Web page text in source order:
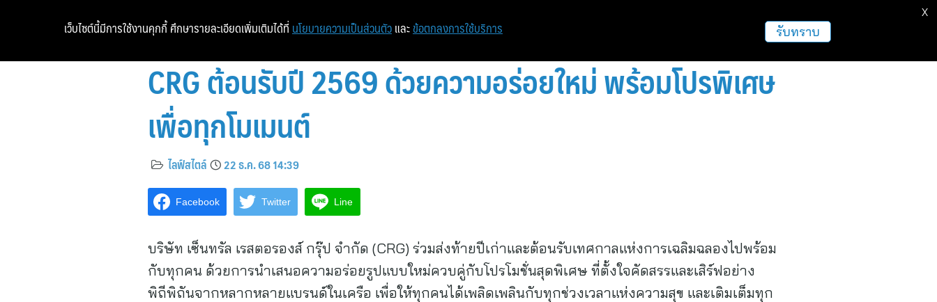
หน้าแรก ท่องเที่ยว ฝากข่าวประชาสัมพันธ์
CRG ต้อนรับปี 2569 ด้วยความอร่อยใหม่ พร้อมโปรพิเศษ
เพื่อทุกโมเมนต์
ไลฟ์สไตล์ 22 ธ.ค. 68 14:39
Facebook Twitter Line
บริษัท เซ็นทรัล เรสตอรองส์ กรุ๊ป จำกัด (CRG) ร่วมส่งท้ายปีเก่าและต้อนรับเทศกาลแห่งการเฉลิมฉลองไปพร้อม
กับทุกคน ด้วยการนำเสนอความอร่อยรูปแบบใหม่ควบคู่กับโปรโมชั่นสุดพิเศษ ที่ตั้งใจคัดสรรและเสิร์ฟอย่าง
พิถีพิถันจากหลากหลายแบรนด์ในเครือ เพื่อให้ทุกคนได้เพลิดเพลินกับทุกช่วงเวลาแห่งความสุข และเติมเต็มทุก
เว็บไซต์นี้มีการใช้งานคุกกี้ ศึกษารายละเอียดเพิ่มเติมได้ที่ นโยบายความเป็นส่วนตัว และ ข้อตกลงการใช้บริการ รับทราบ
X